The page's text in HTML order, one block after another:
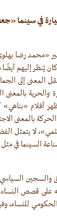
في سينما
«محمد رضا
إليهم أيضًا
المعنى إلى
والحرية
أفلام
الحركة
لا يتمثل
السينما في
والسجين
للنساء،